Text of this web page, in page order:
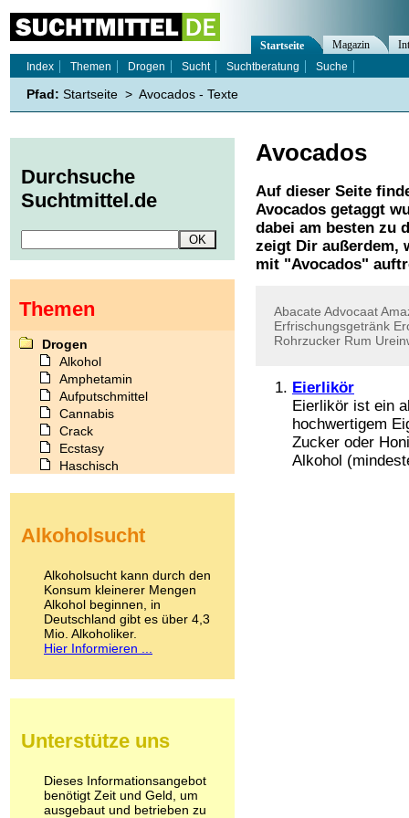
Avocados
Auf dieser Seite
Avocados getaggt
dabei am besten zu
zeigt Dir außerdem,
mit "Avocados"
Abacate Advocaat
Erfrischungsgetränk
Rohrzucker Rum
Eierlikör
Eierlikör ist ein
hochwertigem
Zucker oder
Alkohol
Startseite Magazin
Index
Themen Drogen Sucht Suchtberatung Suche
Pfad: Startseite > Avocados - Texte
Durchsuche
Suchtmittel.de
Themen
Drogen
Alkohol
Amphetamin
Aufputschmittel
Cannabis
Crack
Ecstasy
Haschisch
Kokain
LSD
Marihuana
Medikamente
Meskalin
Metamphetamin
Methadon
Pilze
Psychopharmaka
Schlafmittel
Schmerzmittel
Alkoholsucht
Alkoholsucht kann durch den
Konsum kleinerer Mengen
Alkohol beginnen, in
Deutschland gibt es über 4,3
Mio. Alkoholiker.
Hier Informieren ...
Unterstütze uns
Dieses Informationsangebot
benötigt Zeit und Geld, um
ausgebaut und betrieben zu